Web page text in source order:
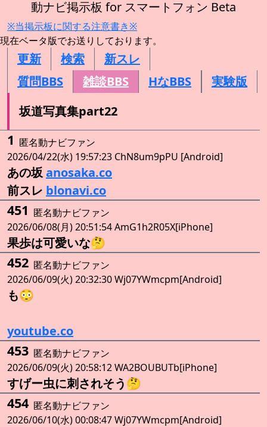
動ナビ掲示板 for スマートフォン Beta
※当掲示板に関する注意書き※
現在ベータ版でお送りしております。
更新 検索
新スレ
質問BBS
雑談BBS HなBBS
実験版
坂道写真集part22
1 匿名動ナビファン
2026/04/22(水) 19:57:23 ChN8um9pPU [Android]
あの坂anosaka.co
前スレ blonavi.co
451 匿名動ナビファン
2026/06/08(月) 20:51:54 AmG1h2R05X[iPhone]
果歩は可愛いな🤔
452 匿名動ナビファン
2026/06/09(火) 20:32:30 Wj07YWmcpm[Android]
も😳
youtube.co
453 匿名動ナビファン
2026/06/09(火) 20:58:12 WA2BOUBUTb[iPhone]
すげー虫に刺されそう🤔
454 匿名動ナビファン
2026/06/10(水) 00:08:47 Wj07YWmcpm[Android]